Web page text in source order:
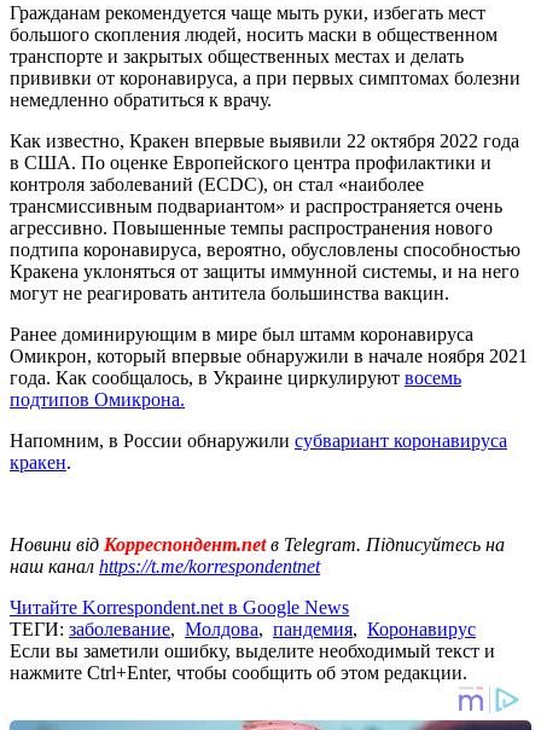
Гражданам рекомендуется чаще мыть руки, избегать мест
большого скопления людей, носить маски в общественном
транспорте и закрытых общественных местах и делать
прививки от коронавируса, а при первых симптомах болезни
немедленно обратиться к врачу.
Как известно, Кракен впервые выявили 22 октября 2022 года
в США. По оценке Европейского центра профилактики и
контроля заболеваний (ECDC), он стал «наиболее
трансмиссивным подвариантом» и распространяется очень
агрессивно. Повышенные темпы распространения нового
подтипа коронавируса, вероятно, обусловлены способностью
Кракена уклоняться от защиты иммунной системы, и на него
могут не реагировать антитела большинства вакцин.
Ранее доминирующим в мире был штамм коронавируса
Омикрон, который впервые обнаружили в начале ноября 2021
года. Как сообщалось, в Украине циркулируют восемь
подтипов Омикрона.
Напомним, в России обнаружили субвариант коронавируса
кракен.
Новини від Корреспондент.netв Telegram. Підписуйтесь на
наш канал https://t.me/korrespondentnet
Читайте Korrespondent.net в Google News
ТЕГИ: заболевание, Молдова, пандемия, Коронавирус
Если вы заметили ошибку, выделите необходимый текст и
нажмите Ctrl+Enter, чтобы сообщить об этом редакции.